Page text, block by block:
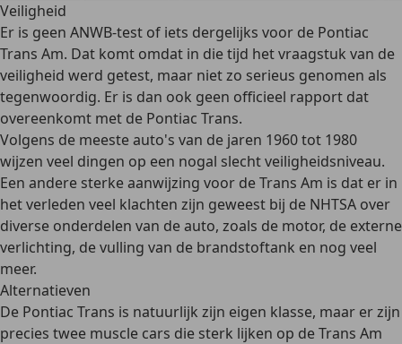
Veiligheid
Er is geen ANWB-test of iets dergelijks voor de Pontiac
Trans Am. Dat komt omdat in die tijd het vraagstuk van de
veiligheid werd getest, maar niet zo serieus genomen als
tegenwoordig. Er is dan ook geen officieel rapport dat
overeenkomt met de Pontiac Trans.
Volgens de meeste auto's van de jaren 1960 tot 1980
wijzen veel dingen op een nogal slecht veiligheidsniveau.
Een andere sterke aanwijzing voor de Trans Am is dat er in
het verleden veel klachten zijn geweest bij de NHTSA over
diverse onderdelen van de auto, zoals de motor, de externe
verlichting, de vulling van de brandstoftank en nog veel
meer.
Alternatieven
De Pontiac Trans is natuurlijk zijn eigen klasse, maar er zijn
precies twee muscle cars die sterk lijken op de Trans Am